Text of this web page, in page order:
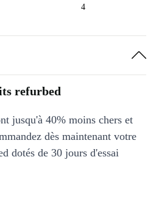
4
refurbed
jusqu'à 40% moins chers et
dès maintenant votre
dotés de 30 jours d'essai